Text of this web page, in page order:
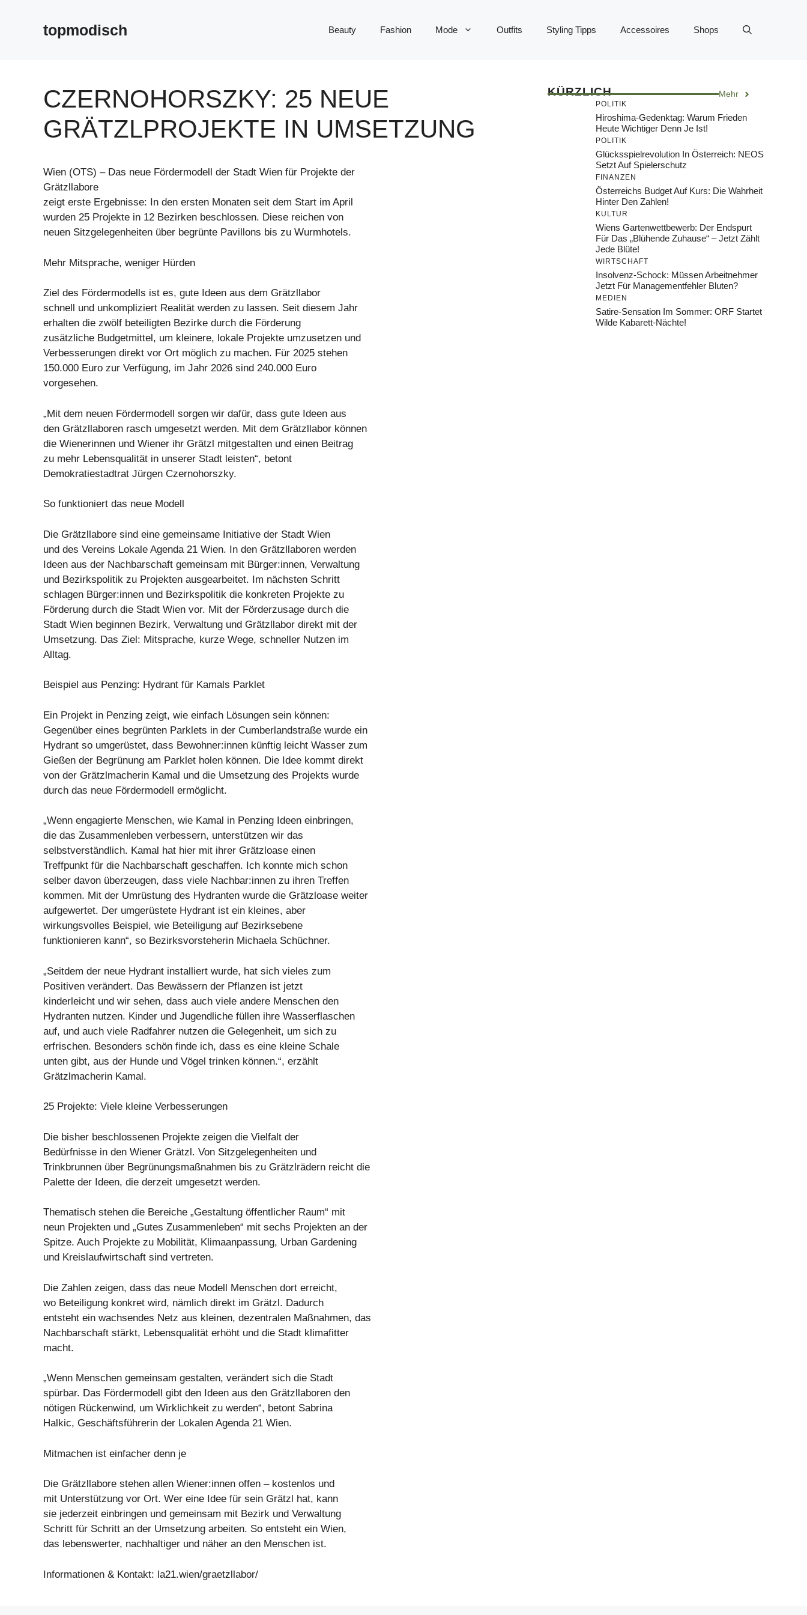
topmodisch Beauty Fashion Mode Outfits Styling Tipps Accessoires Shops
CZERNOHORSZKY: 25 NEUE
GRÄTZLPROJEKTE IN UMSETZUNG
Wien (OTS) – Das neue Fördermodell der Stadt Wien für Projekte der
Grätzllabore
zeigt erste Ergebnisse: In den ersten Monaten seit dem Start im April
wurden 25 Projekte in 12 Bezirken beschlossen. Diese reichen von
neuen Sitzgelegenheiten über begrünte Pavillons bis zu Wurmhotels.
Mehr Mitsprache, weniger Hürden
Ziel des Fördermodells ist es, gute Ideen aus dem Grätzllabor
schnell und unkompliziert Realität werden zu lassen. Seit diesem Jahr
erhalten die zwölf beteiligten Bezirke durch die Förderung
zusätzliche Budgetmittel, um kleinere, lokale Projekte umzusetzen und
Verbesserungen direkt vor Ort möglich zu machen. Für 2025 stehen
150.000 Euro zur Verfügung, im Jahr 2026 sind 240.000 Euro
vorgesehen.
„Mit dem neuen Fördermodell sorgen wir dafür, dass gute Ideen aus
den Grätzllaboren rasch umgesetzt werden. Mit dem Grätzllabor können
die Wienerinnen und Wiener ihr Grätzl mitgestalten und einen Beitrag
zu mehr Lebensqualität in unserer Stadt leisten“, betont
Demokratiestadtrat Jürgen Czernohorszky.
So funktioniert das neue Modell
Die Grätzllabore sind eine gemeinsame Initiative der Stadt Wien
und des Vereins Lokale Agenda 21 Wien. In den Grätzllaboren werden
Ideen aus der Nachbarschaft gemeinsam mit Bürger:innen, Verwaltung
und Bezirkspolitik zu Projekten ausgearbeitet. Im nächsten Schritt
schlagen Bürger:innen und Bezirkspolitik die konkreten Projekte zu
Förderung durch die Stadt Wien vor. Mit der Förderzusage durch die
Stadt Wien beginnen Bezirk, Verwaltung und Grätzllabor direkt mit der
Umsetzung. Das Ziel: Mitsprache, kurze Wege, schneller Nutzen im
Alltag.
Beispiel aus Penzing: Hydrant für Kamals Parklet
Ein Projekt in Penzing zeigt, wie einfach Lösungen sein können:
Gegenüber eines begrünten Parklets in der Cumberlandstraße wurde ein
Hydrant so umgerüstet, dass Bewohner:innen künftig leicht Wasser zum
Gießen der Begrünung am Parklet holen können. Die Idee kommt direkt
von der Grätzlmacherin Kamal und die Umsetzung des Projekts wurde
durch das neue Fördermodell ermöglicht.
„Wenn engagierte Menschen, wie Kamal in Penzing Ideen einbringen,
die das Zusammenleben verbessern, unterstützen wir das
selbstverständlich. Kamal hat hier mit ihrer Grätzloase einen
Treffpunkt für die Nachbarschaft geschaffen. Ich konnte mich schon
selber davon überzeugen, dass viele Nachbar:innen zu ihren Treffen
kommen. Mit der Umrüstung des Hydranten wurde die Grätzloase weiter
aufgewertet. Der umgerüstete Hydrant ist ein kleines, aber
wirkungsvolles Beispiel, wie Beteiligung auf Bezirksebene
funktionieren kann“, so Bezirksvorsteherin Michaela Schüchner.
„Seitdem der neue Hydrant installiert wurde, hat sich vieles zum
Positiven verändert. Das Bewässern der Pflanzen ist jetzt
kinderleicht und wir sehen, dass auch viele andere Menschen den
Hydranten nutzen. Kinder und Jugendliche füllen ihre Wasserflaschen
auf, und auch viele Radfahrer nutzen die Gelegenheit, um sich zu
erfrischen. Besonders schön finde ich, dass es eine kleine Schale
unten gibt, aus der Hunde und Vögel trinken können.“, erzählt
Grätzlmacherin Kamal.
25 Projekte: Viele kleine Verbesserungen
Die bisher beschlossenen Projekte zeigen die Vielfalt der
Bedürfnisse in den Wiener Grätzl. Von Sitzgelegenheiten und
Trinkbrunnen über Begrünungsmaßnahmen bis zu Grätzlrädern reicht die
Palette der Ideen, die derzeit umgesetzt werden.
Thematisch stehen die Bereiche „Gestaltung öffentlicher Raum“ mit
neun Projekten und „Gutes Zusammenleben“ mit sechs Projekten an der
Spitze. Auch Projekte zu Mobilität, Klimaanpassung, Urban Gardening
und Kreislaufwirtschaft sind vertreten.
Die Zahlen zeigen, dass das neue Modell Menschen dort erreicht,
wo Beteiligung konkret wird, nämlich direkt im Grätzl. Dadurch
entsteht ein wachsendes Netz aus kleinen, dezentralen Maßnahmen, das
Nachbarschaft stärkt, Lebensqualität erhöht und die Stadt klimafitter
macht.
„Wenn Menschen gemeinsam gestalten, verändert sich die Stadt
spürbar. Das Fördermodell gibt den Ideen aus den Grätzllaboren den
nötigen Rückenwind, um Wirklichkeit zu werden“, betont Sabrina
Halkic, Geschäftsführerin der Lokalen Agenda 21 Wien.
Mitmachen ist einfacher denn je
Die Grätzllabore stehen allen Wiener:innen offen – kostenlos und
mit Unterstützung vor Ort. Wer eine Idee für sein Grätzl hat, kann
sie jederzeit einbringen und gemeinsam mit Bezirk und Verwaltung
Schritt für Schritt an der Umsetzung arbeiten. So entsteht ein Wien,
das lebenswerter, nachhaltiger und näher an den Menschen ist.
Informationen & Kontakt: la21.wien/graetzllabor/
KÜRZLICH Mehr
POLITIK
Hiroshima-Gedenktag: Warum Frieden
Heute Wichtiger Denn Je Ist!
POLITIK
Glücksspielrevolution In Österreich: NEOS
Setzt Auf Spielerschutz
FINANZEN
Österreichs Budget Auf Kurs: Die Wahrheit
Hinter Den Zahlen!
KULTUR
Wiens Gartenwettbewerb: Der Endspurt
Für Das „Blühende Zuhause“ – Jetzt Zählt
Jede Blüte!
WIRTSCHAFT
Insolvenz-Schock: Müssen Arbeitnehmer
Jetzt Für Managementfehler Bluten?
MEDIEN
Satire-Sensation Im Sommer: ORF Startet
Wilde Kabarett-Nächte!